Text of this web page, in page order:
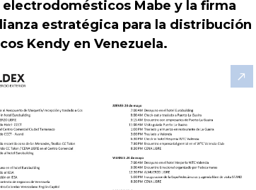
Mabe y la firma
estratégica para la distribución
Kendy en Venezuela.